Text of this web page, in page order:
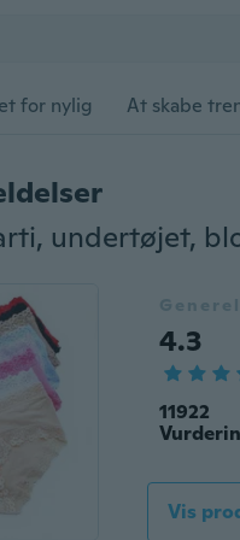
for nylig At skabe
Generel
4.3
11922
Vis